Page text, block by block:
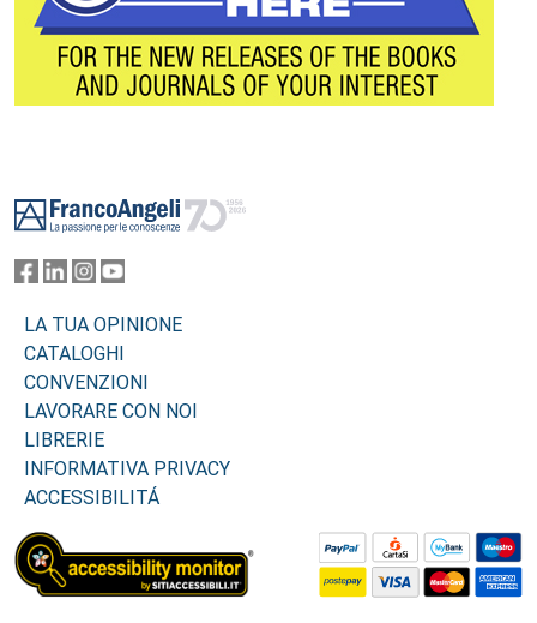
LA TUA OPINIONE
CATALOGHI
CONVENZIONI
LAVORARE CON NOI
LIBRERIE
INFORMATIVA PRIVACY
ACCESSIBILITÁ